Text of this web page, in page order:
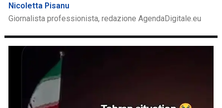
Nicoletta Pisanu
Giornalista professionista, redazione AgendaDigitale.eu